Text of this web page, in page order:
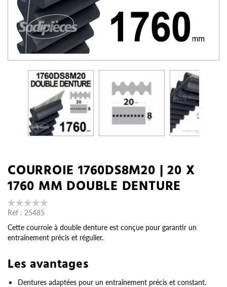
COURROIE 1760DS8M20 | 20 X
1760 MM DOUBLE DENTURE
Réf : 25485
Cette courroie à double denture est conçue pour garantir un
entraînement précis et régulier.
Les avantages
Dentures adaptées pour un entraînement précis et constant.